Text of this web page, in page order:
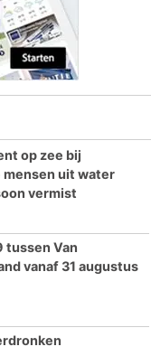
op zee bij
uit water
vermist
Van
vanaf 31 augustus